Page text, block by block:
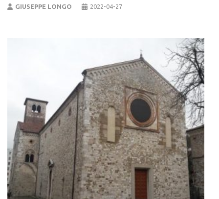
GIUSEPPE LONGO 2022-04-27